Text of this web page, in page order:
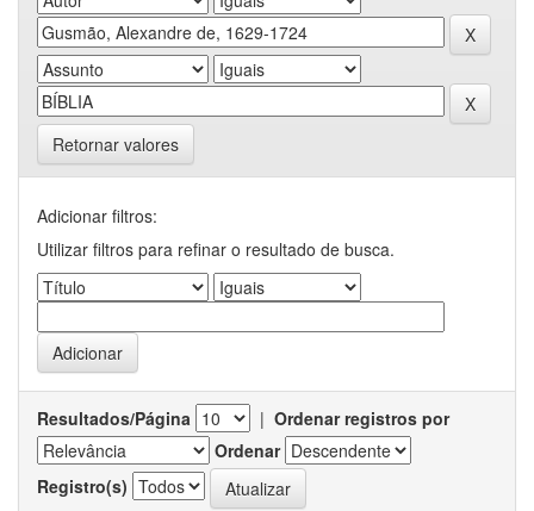
Retornar valores
Adicionar filtros:
Utilizar filtros para refinar o resultado de busca.
Resultados/Página | Ordenar registros por
Ordenar
Registro(s)